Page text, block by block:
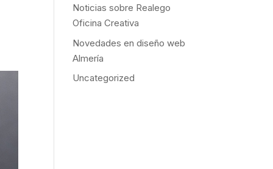
Noticias sobre Realego
Oficina Creativa
Novedades en diseño web
Almería
Uncategorized